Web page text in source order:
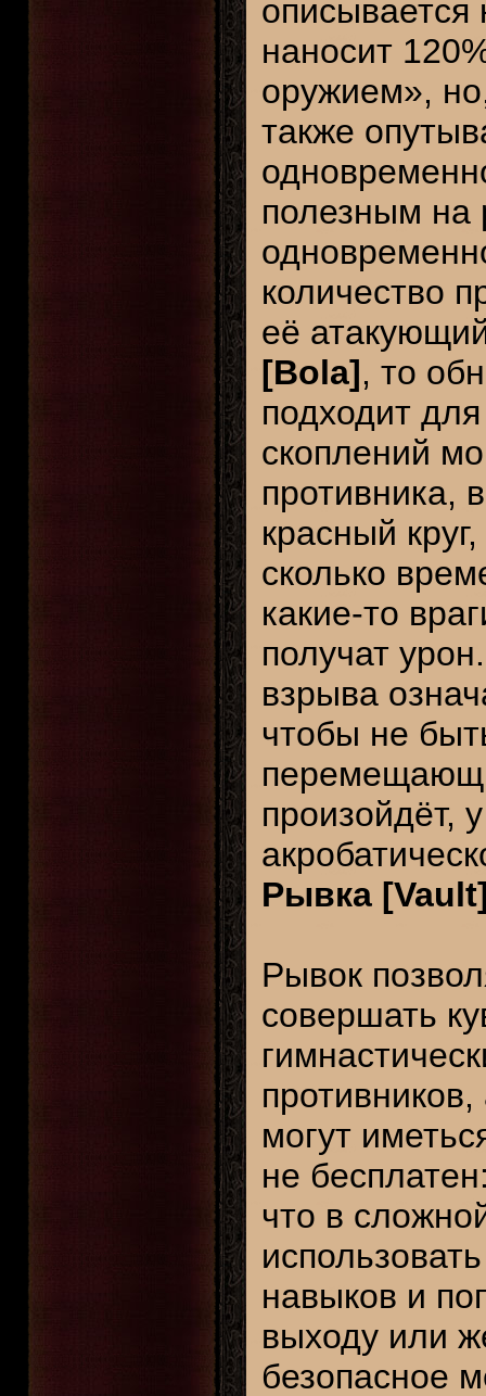
описывается
наносит
оружием»,
также
полезным на
количество
её
[Bola], то
подходит
скоплений
противника,
красный
сколько
какие-то
получат
взрыва
чтобы не
произойдёт,
Рывка
Рывок
совершать
могут
не
что в
навыков и
выходу или
безопасное